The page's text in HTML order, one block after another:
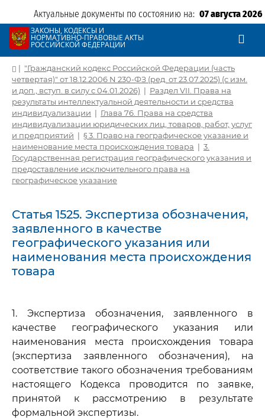
Актуальные документы по состоянию на: 07 августа 2026
ЗАКОНЫ, КОДЕКСЫ И
НОРМАТИВНО-ПРАВОВЫЕ АКТЫ
РОССИЙСКОЙ ФЕДЕРАЦИИ
| "Гражданский кодекс Российской Федерации (часть
четвертая)" от 18.12.2006 N 230-ФЗ (ред. от 23.07.2025) (с изм.
и доп., вступ. в силу с 04.01.2026) | Раздел VII. Права на
результаты интеллектуальной деятельности и средства
индивидуализации | Глава 76. Права на средства
индивидуализации юридических лиц, товаров, работ, услуг
и предприятий | § 3. Право на географическое указание и
наименование места происхождения товара | 3.
Государственная регистрация географического указания и
предоставление исключительного права на
географическое указание
Статья 1525. Экспертиза обозначения,
заявленного в качестве
географического указания или
наименования места происхождения
товара
1. Экспертиза обозначения, заявленного в
качестве географического указания или
наименования места происхождения товара
(экспертиза заявленного обозначения), на
соответствие такого обозначения требованиям
настоящего Кодекса проводится по заявке,
принятой к рассмотрению в результате
формальной экспертизы.